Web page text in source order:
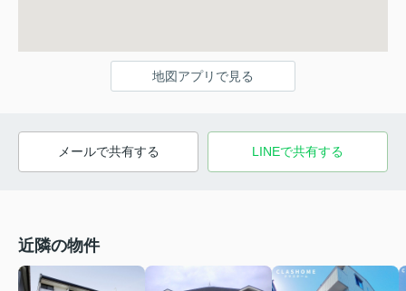
地図アプリで見る
メールで共有する LINEで共有する
近隣の物件